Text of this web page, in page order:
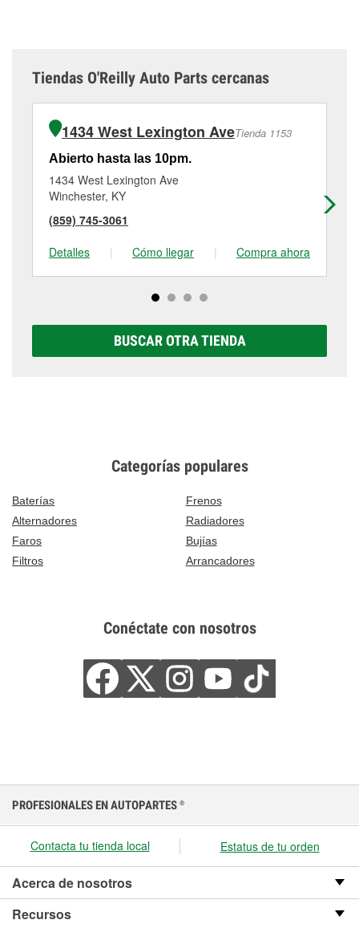
Tiendas O'Reilly Auto Parts cercanas
1434 West Lexington AveTienda 1153
Abierto hasta las 10pm.
1434 West Lexington Ave
Winchester, KY
(859) 745-3061
Detalles
| Cómo llegar | Compra ahora
BUSCAR OTRA TIENDA
Categorías populares
Baterías
Frenos
Alternadores
Radiadores
Faros
Bujías
Filtros
Arrancadores
Conéctate con nosotros
PROFESIONALES EN AUTOPARTES ®
Contacta tu tienda local Estatus de tu orden
Acerca de nosotros
Recursos